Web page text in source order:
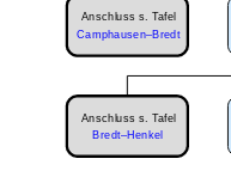
Anschluss s. Tafel
Bredt–Henkel
Anschluss s. Tafel
Camphausen–Bredt